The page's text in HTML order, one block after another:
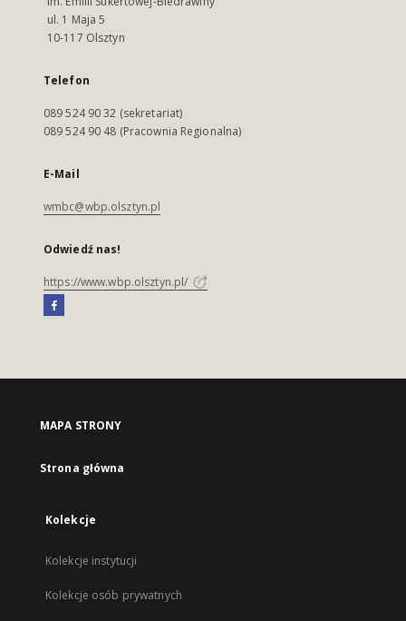
ul. 1 Maja 5
10-117 Olsztyn
Telefon
089 524 90 32 (sekretariat)
089 524 90 48 (Pracownia Regionalna)
E-Mail
wmbc@wbp.olsztyn.pl
Odwiedź nas!
https://www.wbp.olsztyn.pl/
MAPA STRONY
Strona główna
Kolekcje
Kolekcje instytucji
Kolekcje osób prywatnych